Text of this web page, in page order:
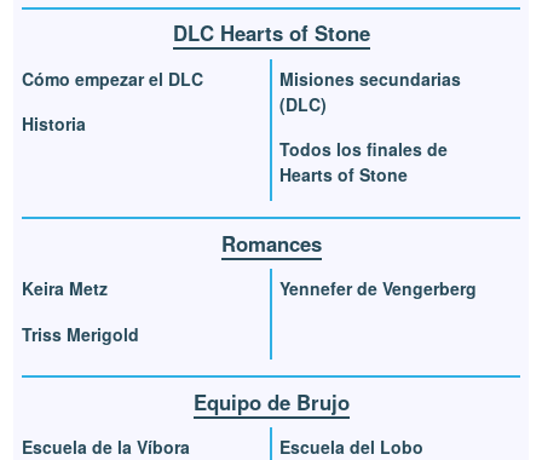
DLC Hearts of Stone
Cómo empezar el DLC
Historia
Misiones secundarias
(DLC)
Todos los finales de
Hearts of Stone
Romances
Keira Metz
Triss Merigold
Yennefer de Vengerberg
Equipo de Brujo
Escuela de la Víbora
Escuela del Lobo